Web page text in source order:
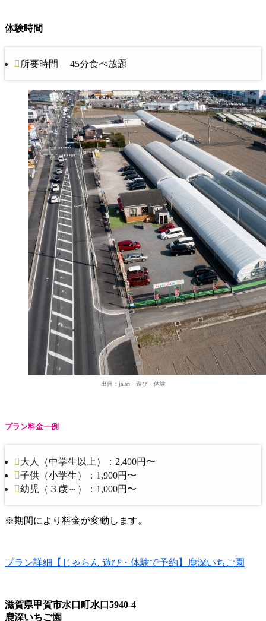
体験時間
所要時間 45分食べ放題
出典：jalan 遊び・体験
プラン料金一例
大人（中学生以上）： 2,400円〜
子供（小学生）： 1,900円〜
幼児（３歳～）： 1,000円〜
※期間により料金が変動します。
プラン詳細【じゃらん 遊び・体験で予約】鹿深いちご園
滋賀県甲賀市水口町水口5940-4
鹿深いちご園